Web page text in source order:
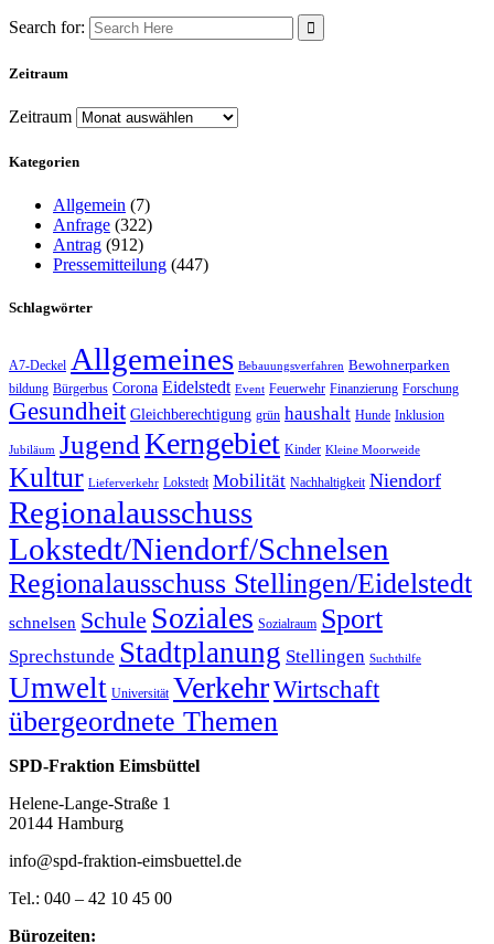
Search for:
Zeitraum
Zeitraum
Kategorien
Allgemein (7)
Anfrage (322)
Antrag (912)
Pressemitteilung (447)
Schlagwörter
A7-Deckel Allgemeines Bebauungsverfahren Bewohnerparken
bildung Bürgerbus Corona Eidelstedt Event Feuerwehr Finanzierung Forschung
Gesundheit Gleichberechtigung grün haushalt Hunde Inklusion
Jubiläum Jugend Kerngebiet Kinder Kleine Moorweide
Kultur Lieferverkehr Lokstedt Mobilität Nachhaltigkeit Niendorf
Regionalausschuss
Lokstedt/Niendorf/Schnelsen
Regionalausschuss Stellingen/Eidelstedt
schnelsen Schule Soziales Sozialraum Sport
Sprechstunde Stadtplanung Stellingen Suchthilfe
Umwelt Universität VerkehrWirtschaft
übergeordnete Themen
SPD-Fraktion Eimsbüttel
Helene-Lange-Straße 1
20144 Hamburg
info@spd-fraktion-eimsbuettel.de
Tel.: 040 – 42 10 45 00
Bürozeiten: